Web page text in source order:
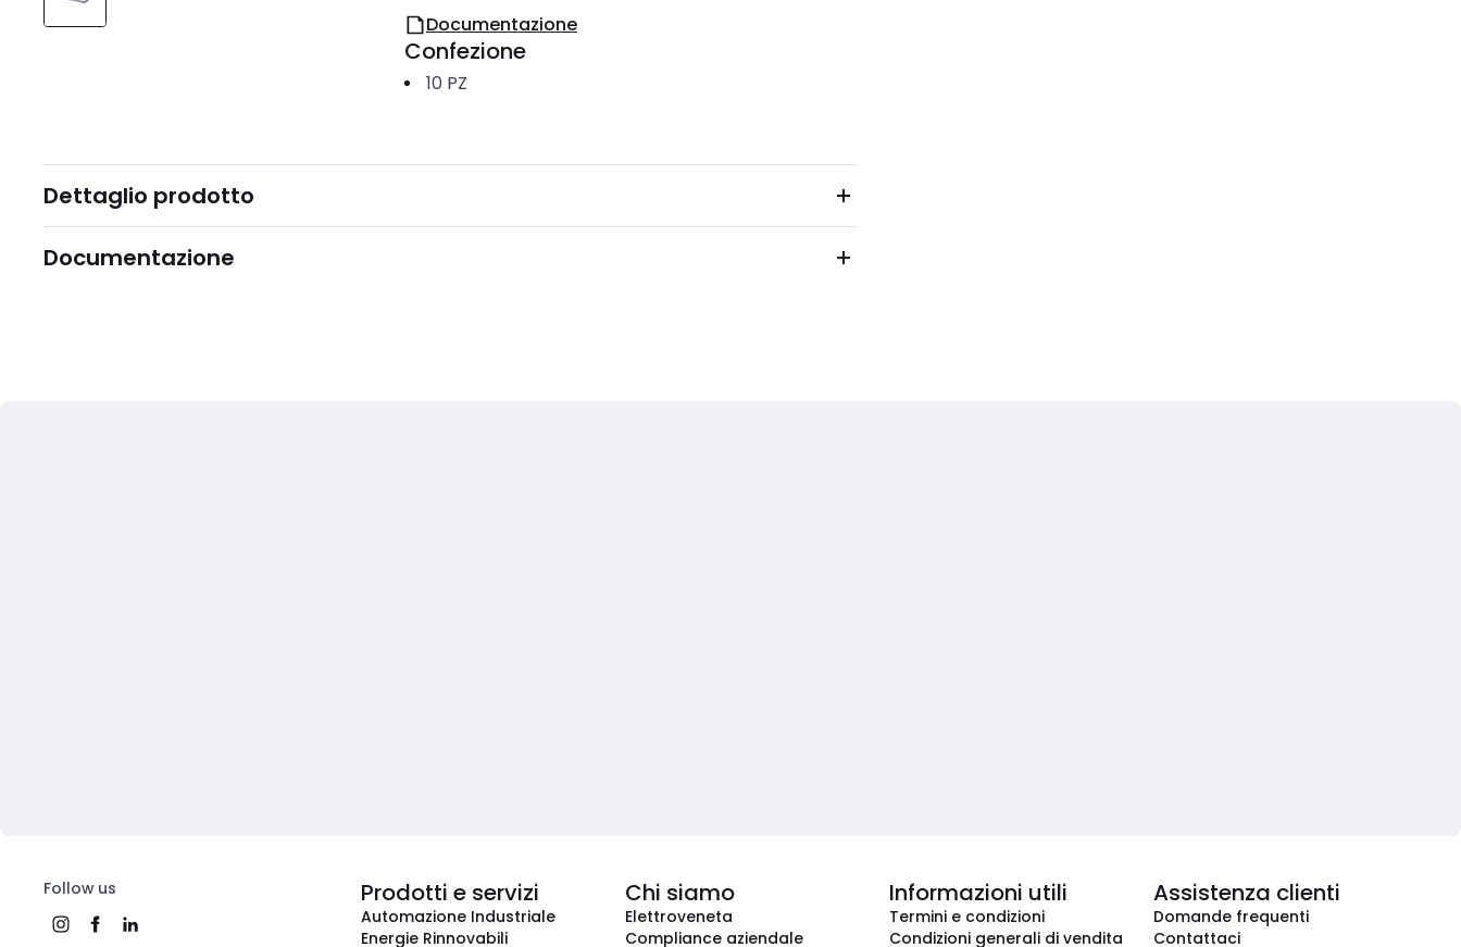
Documentazione
Confezione
10 PZ
Dettaglio prodotto
Documentazione
Follow us Prodotti e servizi
Automazione Industriale
Energie Rinnovabili
Chi siamo
Elettroveneta
Compliance aziendale
Informazioni utili
Termini e condizioni
Condizioni generali di vendita
Assistenza clienti
Domande frequenti
Contattaci